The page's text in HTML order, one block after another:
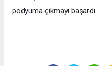
podyuma çıkmayı başardı.